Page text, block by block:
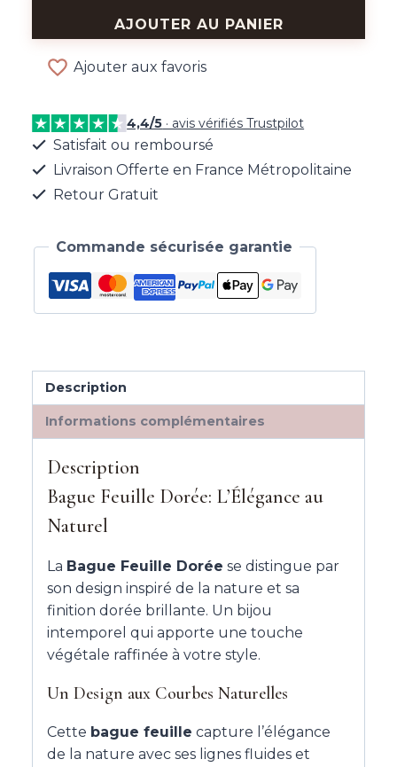
AJOUTER AU PANIER
Ajouter aux favoris
4,4/5 · avis vérifiés Trustpilot
Satisfait ou remboursé
Livraison Offerte en France Métropolitaine
Retour Gratuit
Commande sécurisée garantie
Description
Informations complémentaires
Description
Bague Feuille Dorée: L’Élégance au
Naturel
La Bague Feuille Dorée se distingue par
son design inspiré de la nature et sa
finition dorée brillante. Un bijou
intemporel qui apporte une touche
végétale raffinée à votre style.
Un Design aux Courbes Naturelles
Cette bague feuille capture l’élégance
de la nature avec ses lignes fluides et